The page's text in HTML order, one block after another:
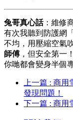
兔哥真心話：維修
有次我聽到防護網
不均，用壓縮空氣
師傅，但安全第一
你哋都會變身半個
上一篇 : 商
發現問題！
下一篇 : 商用